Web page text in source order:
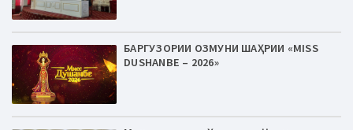
БАРГУЗОРИИ ОЗМУНИ ШАҲРИИ «MISS
DUSHANBE – 2026»